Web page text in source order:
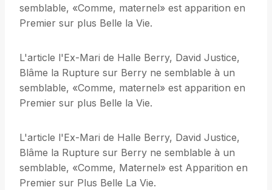
semblable, «Comme, maternel» est apparition en
Premier sur plus Belle la Vie.
L'article l'Ex-Mari de Halle Berry, David Justice,
Blâme la Rupture sur Berry ne semblable à un
semblable, «Comme, maternel» est apparition en
Premier sur plus Belle la Vie.
L'article l'Ex-Mari de Halle Berry, David Justice,
Blâme la Rupture sur Berry ne semblable à un
semblable, «Comme, Maternel» est Apparition en
Premier sur Plus Belle La Vie.